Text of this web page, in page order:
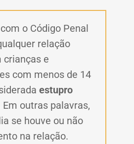
o Código Penal
relação
crianças e
com menos de 14
estupro
Em outras palavras,
se houve ou não
na relação.